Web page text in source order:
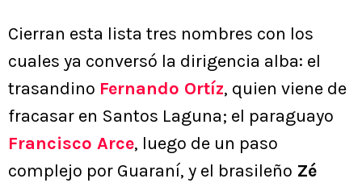
Cierran esta lista tres nombres con los
cuales ya conversó la dirigencia alba: el
trasandino Fernando Ortíz, quien viene de
fracasar en Santos Laguna; el paraguayo
Francisco Arce, luego de un paso
complejo por Guaraní, y el brasileño Zé